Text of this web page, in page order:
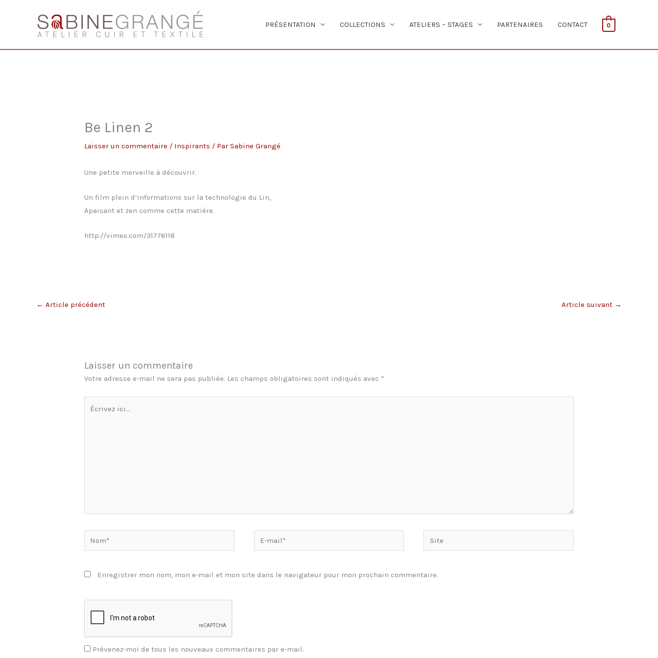
PRÉSENTATION COLLECTIONS ATELIERS – STAGES PARTENAIRES CONTACT 0
Be Linen 2
Laisser un commentaire / Inspirants / ParSabine Grangé
Une petite merveille à découvrir.
Un film plein d’informations sur la technologie du Lin,
Apaisant et zen comme cette matière.
http://vimeo.com/31776118
← Article précédent Article suivant →
Laisser un commentaire
Votre adresse e-mail ne sera pas publiée. Les champs obligatoires sont indiqués avec *
mail*
Site
Enregistrer mon nom, mon e-mail et mon site dans le navigateur pour mon prochain commentaire.
Prévenez-moi de tous les nouveaux commentaires par e-mail.